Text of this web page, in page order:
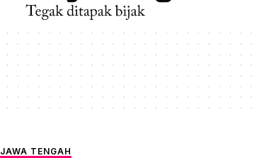
JAWA TENGAH